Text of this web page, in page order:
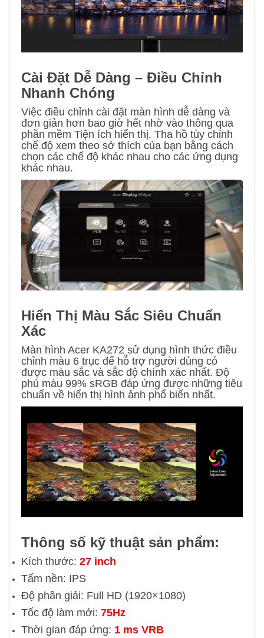
Cài Đặt Dễ Dàng – Điều Chỉnh
Nhanh Chóng
Việc điều chỉnh cài đặt màn hình dễ dàng và
đơn giản hơn bao giờ hết nhờ vào thông qua
phần mềm Tiện ích hiển thị. Tha hồ tùy chỉnh
chế độ xem theo sở thích của bạn bằng cách
chọn các chế độ khác nhau cho các ứng dụng
khác nhau.
Hiển Thị Màu Sắc Siêu Chuẩn
Xác
Màn hình Acer KA272 sử dụng hình thức điều
chỉnh màu 6 trục để hỗ trợ người dùng có
được màu sắc và sắc độ chính xác nhất. Độ
phủ màu 99% sRGB đáp ứng được những tiêu
chuẩn về hiển thị hình ảnh phổ biến nhất.
Thông số kỹ thuật sản phẩm:
Kích thước: 27 inch
Tấm nền: IPS
Độ phân giải: Full HD (1920×1080)
Tốc độ làm mới: 75Hz
Thời gian đáp ứng: 1 ms VRB